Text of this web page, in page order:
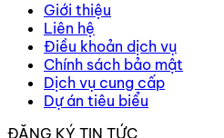
Giới thiệu
Liên hệ
Điều khoản dịch vụ
Chính sách bảo mật
Dịch vụ cung cấp
Dự án tiêu biểu
ĐĂNG KÝ TIN TỨC